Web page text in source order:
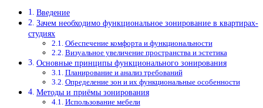
Введение
Зачем необходимо функциональное зонирование в квартирах-
студиях
Обеспечение комфорта и функциональности
Визуальное увеличение пространства и эстетика
Основные принципы функционального зонирования
Планирование и анализ требований
Определение зон и их функциональные особенности
Методы и приёмы зонирования
Использование мебели